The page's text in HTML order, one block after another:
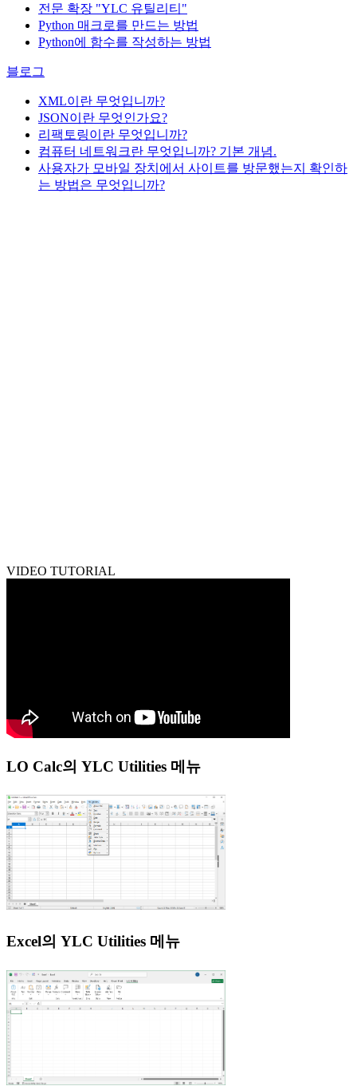
전문 확장 "YLC 유틸리티"
Python 매크로를 만드는 방법
Python에 함수를 작성하는 방법
블로그
XML이란 무엇입니까?
JSON이란 무엇인가요?
리팩토링이란 무엇입니까?
컴퓨터 네트워크란 무엇입니까? 기본 개념.
사용자가 모바일 장치에서 사이트를 방문했는지 확인하
는 방법은 무엇입니까?
VIDEO TUTORIAL
LO Calc의 YLC Utilities 메뉴
Excel의 YLC Utilities 메뉴